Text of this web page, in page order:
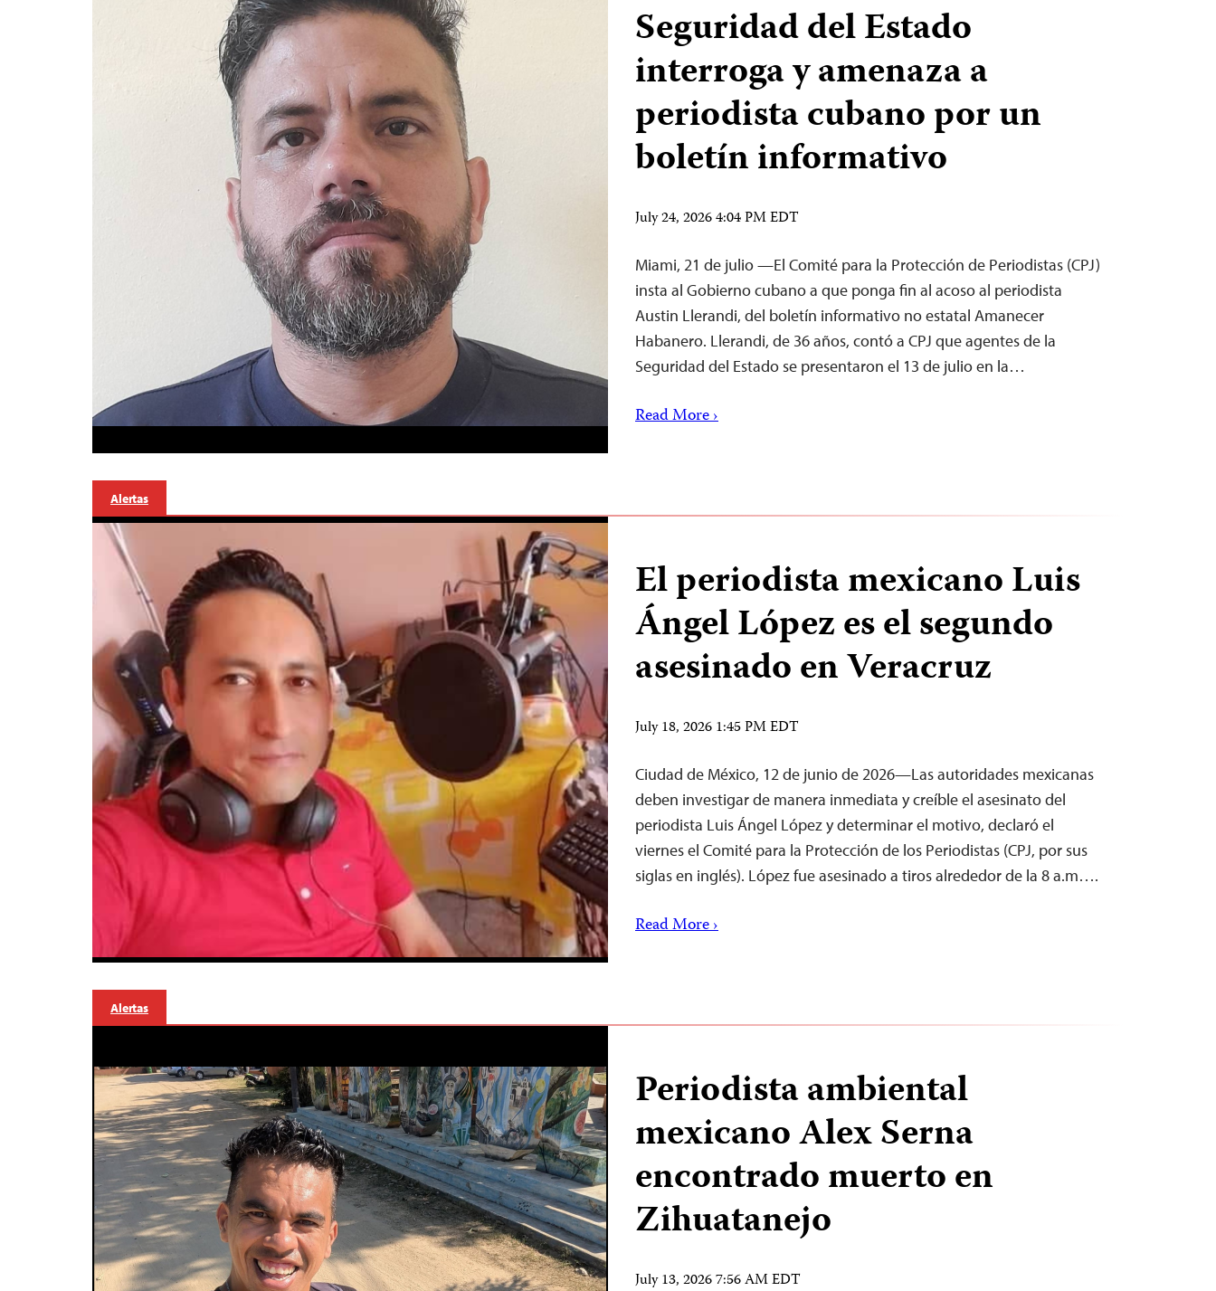
Seguridad del Estado
interroga y amenaza a
periodista cubano por un
boletín informativo
July 24, 2026 4:04 PM EDT
Miami, 21 de julio —El Comité para la Protección de Periodistas (CPJ)
insta al Gobierno cubano a que ponga fin al acoso al periodista
Austin Llerandi, del boletín informativo no estatal Amanecer
Habanero. Llerandi, de 36 años, contó a CPJ que agentes de la
Seguridad del Estado se presentaron el 13 de julio en la…
Read More ›
Alertas
El periodista mexicano Luis
Ángel López es el segundo
asesinado en Veracruz
July 18, 2026 1:45 PM EDT
Ciudad de México, 12 de junio de 2026—Las autoridades mexicanas
deben investigar de manera inmediata y creíble el asesinato del
periodista Luis Ángel López y determinar el motivo, declaró el
viernes el Comité para la Protección de los Periodistas (CPJ, por sus
siglas en inglés). López fue asesinado a tiros alrededor de la 8 a.m….
Read More ›
Alertas
Periodista ambiental
mexicano Alex Serna
encontrado muerto en
Zihuatanejo
July 13, 2026 7:56 AM EDT